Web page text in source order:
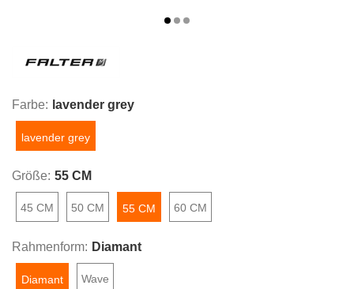
Farbe: lavender grey
lavender grey
Größe: 55 CM
45 CM 50 CM 55 CM 60 CM
Rahmenform: Diamant
Diamant Wave